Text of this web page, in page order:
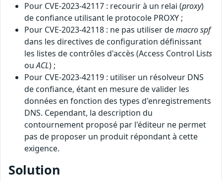
Pour CVE-2023-42117 : recourir à un relai (proxy)
de confiance utilisant le protocole PROXY ;
Pour CVE-2023-42118 : ne pas utiliser demacrospf
dans les directives de configuration définissant
les listes de contrôles d'accès (Access Control Lists
ouACL) ;
Pour CVE-2023-42119 : utiliser un résolveur DNS
de confiance, étant en mesure de valider les
données en fonction des types d'enregistrements
DNS. Cependant, la description du
contournement proposé par l'éditeur ne permet
pas de proposer un produit répondant à cette
exigence.
Solution